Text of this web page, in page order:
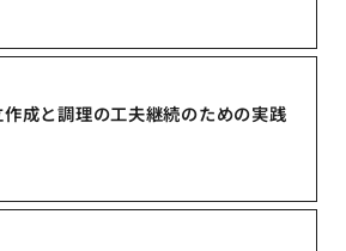
成と調理の工夫継続のための実践